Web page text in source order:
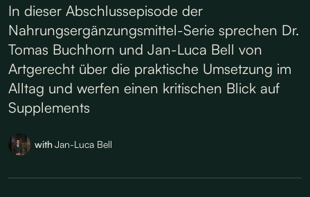
In dieser Abschlussepisode der
Nahrungsergänzungsmittel-Serie sprechen Dr.
Tomas Buchhorn und Jan-Luca Bell von
Artgerecht über die praktische Umsetzung im
Alltag und werfen einen kritischen Blick auf
Supplements
withJan-Luca Bell